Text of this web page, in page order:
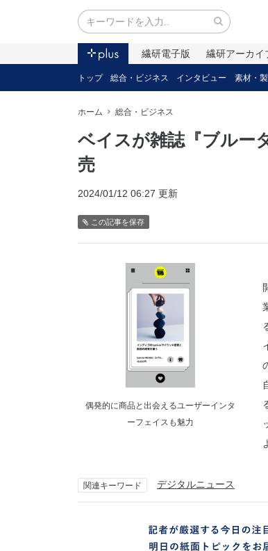
繊研電子版 繊研アーカイ
トップ 総合・ビジネス インタビュー 素材・
ホーム 総合・ビジネス
ベイスが雑誌『ブルー
売
2024/01/12 06:27 更新
この記事を保存
偶発的に商品と出会えるユーザーインタ
ーフェイスも魅力
関連キーワード デジタルニュース